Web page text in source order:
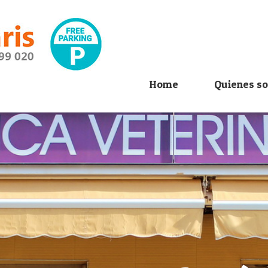
Home Quienes